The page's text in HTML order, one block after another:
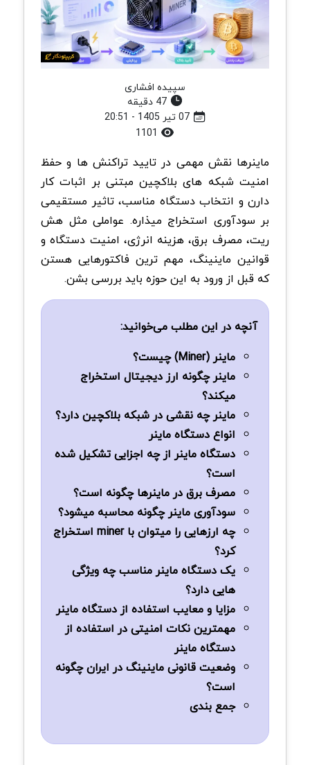
سپیده افشاری
47 دقیقه
07 تیر 1405 - 20:51
ماینرها نقش مهمی در تایید تراکنش ها و حفظ
امنیت شبکه های بلاکچین مبتنی بر اثبات کار
دارن و انتخاب دستگاه مناسب، تاثیر مستقیمی
بر سودآوری استخراج میذاره. عواملی مثل هش
ریت، مصرف برق، هزینه انرژی، امنیت دستگاه و
قوانین ماینینگ، مهم ترین فاکتورهایی هستن
که قبل از ورود به این حوزه باید بررسی بشن.
آنچه در این مطلب می‌خوانید:
ماینر (Miner) چیست؟
ماینر چگونه ارز دیجیتال استخراج
میکند؟
ماینر چه نقشی در شبکه بلاکچین دارد؟
انواع دستگاه ماینر
دستگاه ماینر از چه اجزایی تشکیل شده
است؟
مصرف برق در ماینرها چگونه است؟
سودآوری ماینر چگونه محاسبه میشود؟
چه ارزهایی را میتوان با miner استخراج
کرد؟
یک دستگاه ماینر مناسب چه ویژگی
هایی دارد؟
مزایا و معایب استفاده از دستگاه ماینر
مهمترین نکات امنیتی در استفاده از
دستگاه ماینر
وضعیت قانونی ماینینگ در ایران چگونه
است؟
جمع بندی